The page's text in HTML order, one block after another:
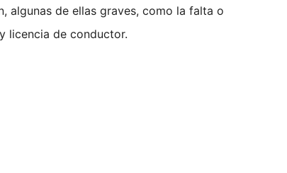
algunas de ellas graves, como la falta o
licencia de conductor.